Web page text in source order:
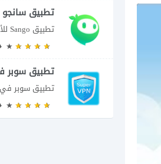
تطبيق سانجو
تطبيق سوبر